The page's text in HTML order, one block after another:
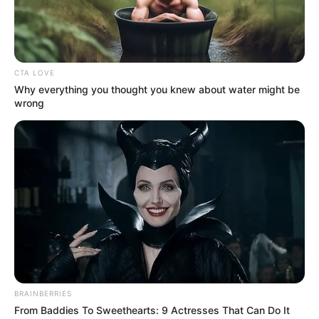
Vasvári Vivien és férje halálos fenyegetéseket kap
Molnár Áron paródiája után
Hirdetés
CTA LOVE
Why everything you thought you knew about water might be
wrong
BRAINBERRIES
From Baddies To Sweethearts: 9 Actresses That Can Do It